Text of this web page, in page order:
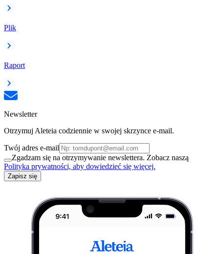
Plik
Raport
Newsletter
Otrzymuj Aleteia codziennie w swojej skrzynce e-mail.
Twój adres e-mail
Zgadzam się na otrzymywanie newslettera. Zobacz naszą
Polityka prywatności, aby dowiedzieć się więcej.
Zapisz się